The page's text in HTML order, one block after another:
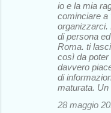
io e la mia
cominciare a
organizzarci.
di persona
Roma. ti
così da poter
davvero
di
maturata. Un
28 maggio